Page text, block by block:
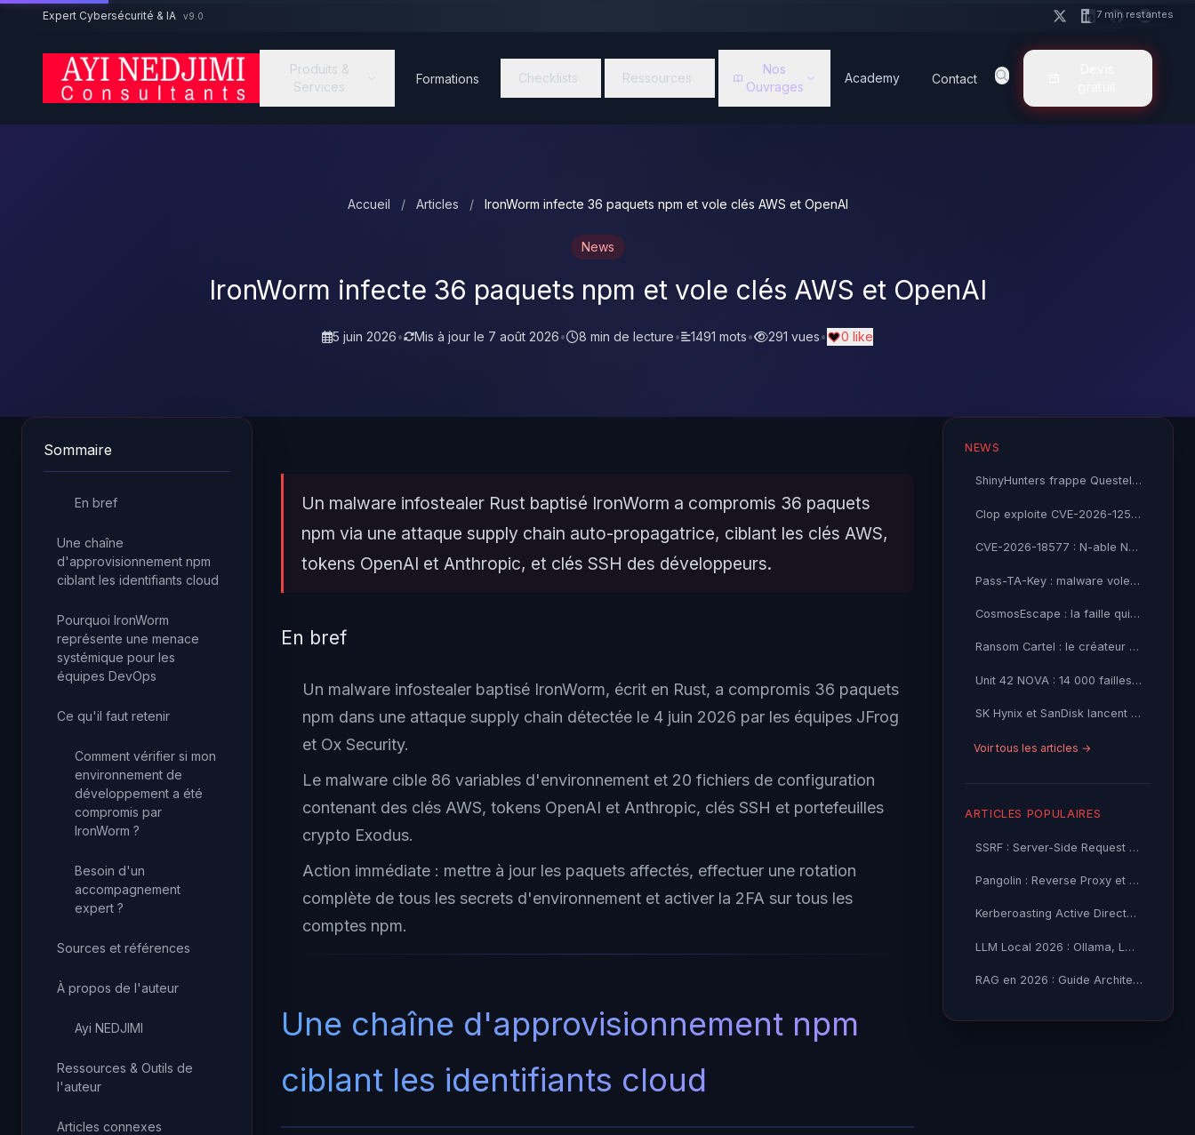
Aller au contenu principal
Expert Cybersécurité & IA v9.0
Produits &
Services
Formations Checklists Ressources
Nos
Ouvrages
Academy Contact
Accueil / Articles / IronWorm infecte 36 paquets npm et vole clés AWS et OpenAI
News
IronWorm infecte 36 paquets npm et vole clés AWS et OpenAI
5 juin 2026• Mis à jour le 7 août 2026• 8 min de lecture• 1491 mots• 291 vues• 0 like
Sommaire
En bref
Une chaîne
d'approvisionnement npm
ciblant les identifiants cloud
Pourquoi IronWorm
représente une menace
systémique pour les
équipes DevOps
Ce qu'il faut retenir
Comment vérifier si mon
environnement de
développement a été
compromis par
IronWorm ?
Besoin d'un
accompagnement
expert ?
Sources et références
À propos de l'auteur
Ayi NEDJIMI
Ressources & Outils de
l'auteur
Articles connexes
Un malware infostealer Rust baptisé IronWorm a compromis 36 paquets
npm via une attaque supply chain auto-propagatrice, ciblant les clés AWS,
tokens OpenAI et Anthropic, et clés SSH des développeurs.
En bref
Un malware infostealer baptisé IronWorm, écrit en Rust, a compromis 36 paquets
npm dans une attaque supply chain détectée le 4 juin 2026 par les équipes JFrog
et Ox Security.
Le malware cible 86 variables d'environnement et 20 fichiers de configuration
contenant des clés AWS, tokens OpenAI et Anthropic, clés SSH et portefeuilles
crypto Exodus.
Action immédiate : mettre à jour les paquets affectés, effectuer une rotation
complète de tous les secrets d'environnement et activer la 2FA sur tous les
comptes npm.
Une chaîne d'approvisionnement npm
ciblant les identifiants cloud
NEWS
ShinyHunters frappe Questel SAS : 21 millions de records Salesforce volés
Clop exploite CVE-2026-12569 dans PTC Windchill : l'industrie sous feu
CVE-2026-18577 : N-able N-central contourne son correctif — CISA KEV exploité activement
Pass-TA-Key : malware vole vos passkeys Google sans alerte
CosmosEscape : la faille qui menaçait tout Azure Cosmos DB
Ransom Cartel : le créateur condamné à 16 ans de prison
Unit 42 NOVA : 14 000 failles open source détectées par IA
SK Hynix et SanDisk lancent le standard High Bandwidth Flash
Voir tous les articles →
ARTICLES POPULAIRES
SSRF : Server-Side Request Forgery — Exploitation Avancée
Pangolin : Reverse Proxy et Tunnel Self-Hosted — Guide
Kerberoasting Active Directory : Attaque et Défense 2026
LLM Local 2026 : Ollama, LM Studio ou vLLM — Quel Outil selon
RAG en 2026 : Guide Architecture, Vectorisation & Chunking
7 min restantes